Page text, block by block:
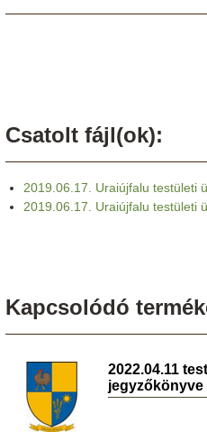
Csatolt fájl(ok):
2019.06.17. Uraiújfalu testületi
2019.06.17. Uraiújfalu testületi
Kapcsolódó
2022.04.11
jegyzőkönyve